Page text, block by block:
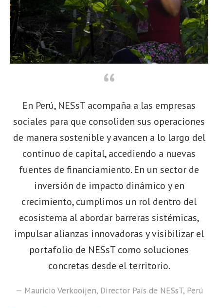
“
En Perú, NESsT acompaña a las empresas
sociales para que consoliden sus operaciones
de manera sostenible y avancen a lo largo del
continuo de capital, accediendo a nuevas
fuentes de financiamiento. En un sector de
inversión de impacto dinámico y en
crecimiento, cumplimos un rol dentro del
ecosistema al abordar barreras sistémicas,
impulsar alianzas innovadoras y visibilizar el
portafolio de NESsT como soluciones
concretas desde el territorio.
— Mauricio Verkooijen, Director País de NESsT, Perú